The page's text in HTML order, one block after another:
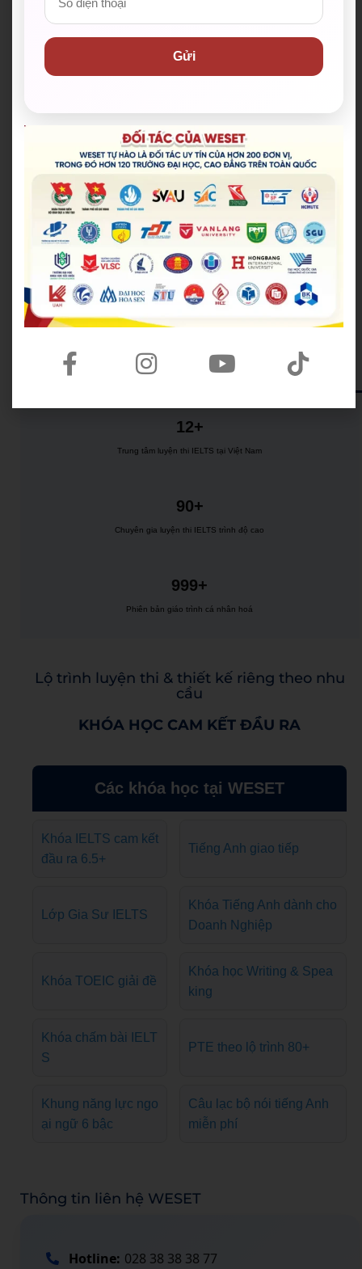
✅ Cam kết IELTS/TOEIC/PTE đầu ra bằng văn bản.
✅ Đội ngũ giáo viên có điểm IELTS trung bình từ
Nhận combo quà và ưu đãi lên đến 10.000.000đ khi
đăng ký khóa học (*)
ĐĂNG KÝ NHẬN HỌC BỔNG
12+
Trung tâm luyện thi IELTS tại Việt Nam
90+
Chuyên gia luyện thi IELTS trình độ cao
999+
Phiên bản giáo trình cá nhân hoá
Lộ trình luyện thi & thiết kế riêng theo nhu
cầu
KHÓA HỌC CAM KẾT ĐẦU RA
Các khóa học tại WESET
Khóa IELTS cam kết
đầu ra 6.5+
Tiếng Anh giao tiếp
Lớp Gia Sư IELTS
Khóa Tiếng Anh dành cho
Doanh Nghiệp
Khóa TOEIC giải đề
Khóa học Writing & Spea
king
Khóa chấm bài IELT
S
PTE theo lộ trình 80+
Khung năng lực ngo
ại ngữ 6 bậc
Câu lạc bộ nói tiếng Anh
miễn phí
Thông tin liên hệ WESET
Hotline: 028 38 38 38 77
Gửi